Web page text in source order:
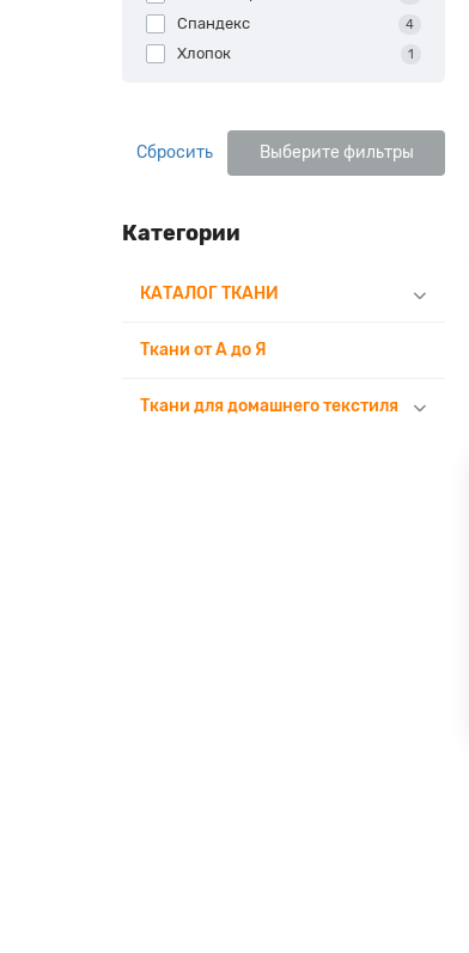
Спандекс 4
Хлопок 1
Сбросить Выберите фильтры
Категории
КАТАЛОГ ТКАНИ
Ткани от А до Я
Ткани для домашнего текстиля